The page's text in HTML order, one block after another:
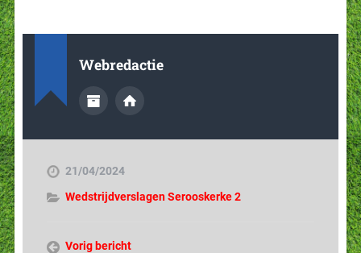
Webredactie
21/04/2024
Wedstrijdverslagen Serooskerke 2
Vorig bericht